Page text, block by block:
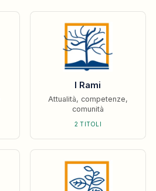
I Rami
Attualità, competenze,
comunità
2 TITOLI